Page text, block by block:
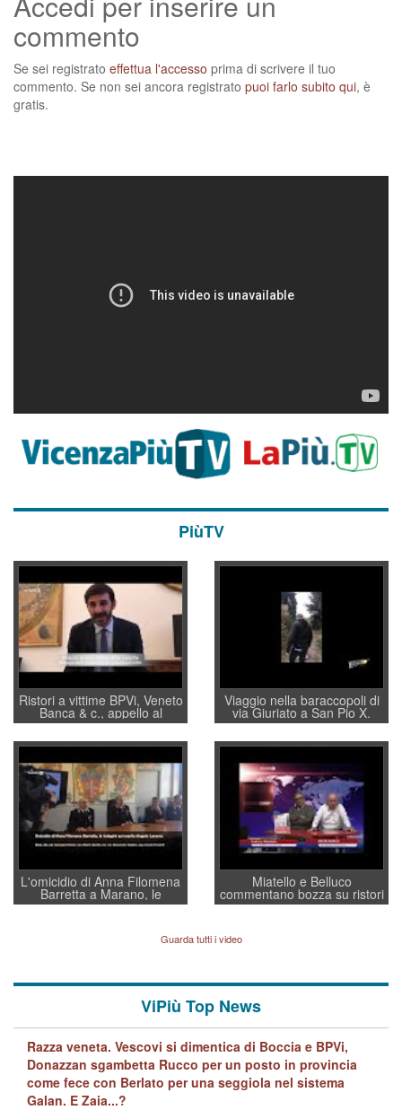
commento
Se sei registrato effettua l'accesso prima di scrivere il tuo
commento. Se non sei ancora registrato puoi farlo subito qui, è
gratis.
PiùTV
Ristori a vittime BPVi, Veneto
Banca & c., appello al
sottosegretario Alessio
Villarosa: per mettere ordine
convochi con Di Maio CNCU
a supporto della cabina di
regia al Mef
Viaggio nella baraccopoli di
via Giuriato a San Pio X.
Vicenza ai Vicentini: “faremo
un regalo di Natale ai
residenti”
L'omicidio di Anna Filomena
Barretta a Marano, le
indagini dei carabinieri di
quelle di... Barbara D'Urso
Miatello e Belluco
commentano bozza su ristori
BPVi e Veneto Banca
Guarda tutti i video
ViPiù Top News
Razza veneta. Vescovi si dimentica di Boccia e BPVi,
Donazzan sgambetta Rucco per un posto in provincia
come fece con Berlato per una seggiola nel sistema
Galan. E Zaia...?